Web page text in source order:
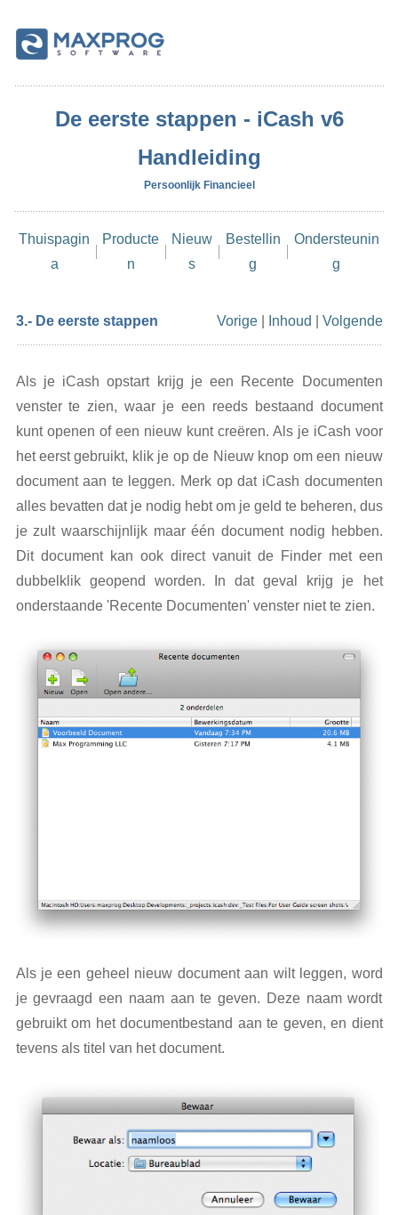
De eerste stappen - iCash v6
Handleiding
Persoonlijk Financieel
Thuispagin
a
Producte
n
Nieuw
s
Bestellin
g
Ondersteunin
g
3.- De eerste stappen Vorige| Inhoud Volgende
Als je iCash opstart krijg je een Recente Documenten
venster te zien, waar je een reeds bestaand document
kunt openen of een nieuw kunt creëren. Als je iCash voor
het eerst gebruikt, klik je op de Nieuw knop om een nieuw
document aan te leggen. Merk op dat iCash documenten
alles bevatten dat je nodig hebt om je geld te beheren, dus
je zult waarschijnlijk maar één document nodig hebben.
Dit document kan ook direct vanuit de Finder met een
dubbelklik geopend worden. In dat geval krijg je het
onderstaande 'Recente Documenten' venster niet te zien.
Als je een geheel nieuw document aan wilt leggen, word
je gevraagd een naam aan te geven. Deze naam wordt
gebruikt om het documentbestand aan te geven, en dient
tevens als titel van het document.